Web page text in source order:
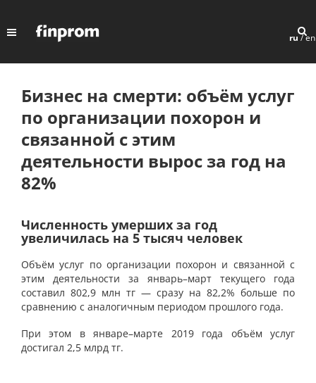
ru/en
Бизнес на смерти: объём услуг
по организации похорон и
связанной с этим
деятельности вырос за год на
82%
Численность умерших за год
увеличилась на 5 тысяч человек
Объём услуг по организации похорон и связанной с
этим деятельности за январь–март текущего года
составил 802,9 млн тг — сразу на 82,2% больше по
сравнению с аналогичным периодом прошлого года.
При этом в январе–марте 2019 года объём услуг
достигал 2,5 млрд тг.